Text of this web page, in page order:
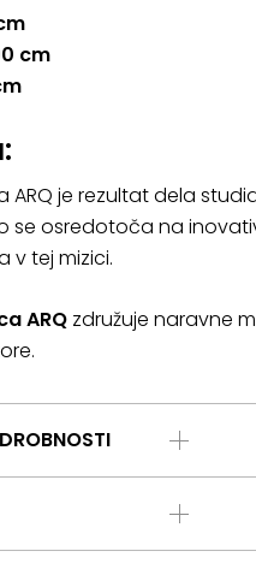
cm
ARQ je rezultat dela
se osredotoča na
v tej mizici.
ARQ združuje naravne